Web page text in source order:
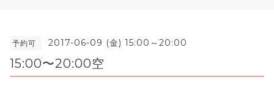
予約可 2017-06-09 (金) 15:00～20:00
15:00〜20:00空